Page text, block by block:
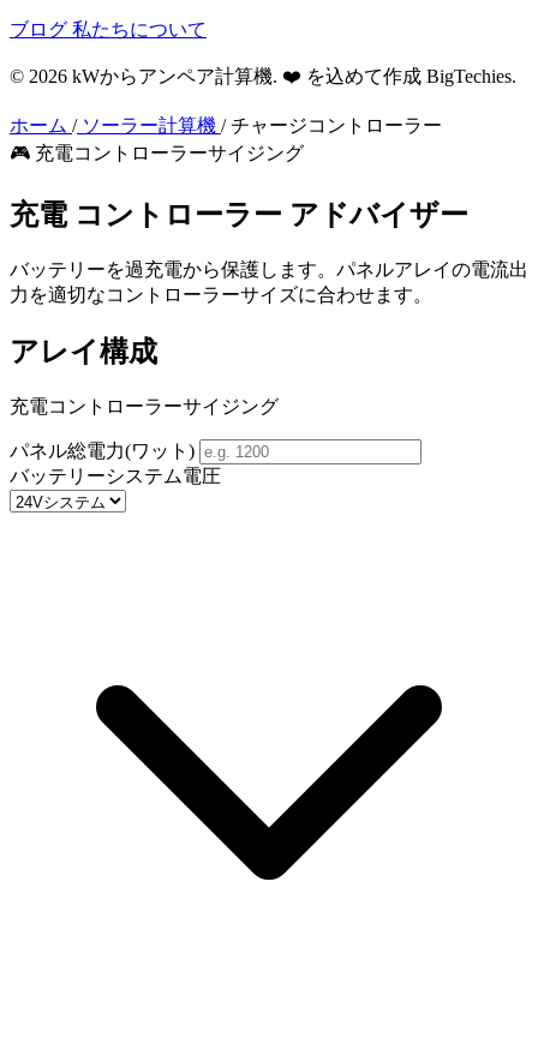
ブログ 私たちについて
© 2026 kWからアンペア計算機. ❤️ を込めて作成 BigTechies.
ホーム /ソーラー計算機 /チャージコントローラー
🎮 充電コントローラーサイジング
充電 コントローラー アドバイザー
バッテリーを過充電から保護します。パネルアレイの電流出
力を適切なコントローラーサイズに合わせます。
アレイ構成
充電コントローラーサイジング
パネル総電力(ワット)
バッテリーシステム電圧